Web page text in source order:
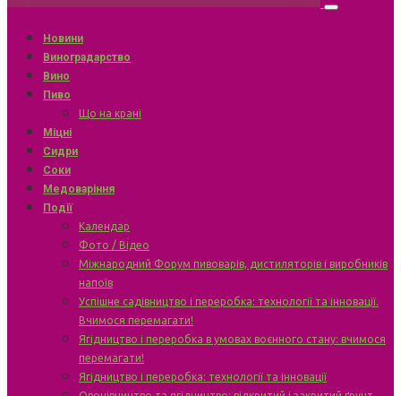
Новини
Виноградарство
Вино
Пиво
Що на крані
Міцні
Сидри
Соки
Медоваріння
Події
Календар
Фото / Відео
Міжнародний Форум пивоварів, дистиляторів і виробників
напоїв
Успішне садівництво і переробка: технології та інновації.
Вчимося перемагати!
Ягідництво і переробка в умовах воєнного стану: вчимося
перемагати!
Ягідництво і переробка: технології та інновації